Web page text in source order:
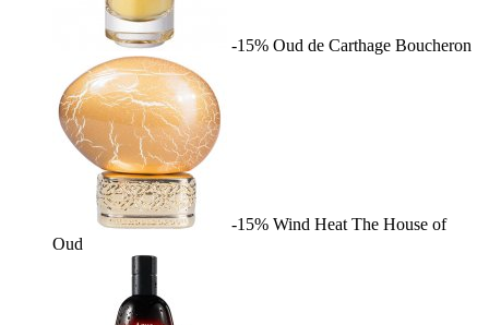
-15% Oud de Carthage Boucheron
-15% Wind Heat The House of
Oud